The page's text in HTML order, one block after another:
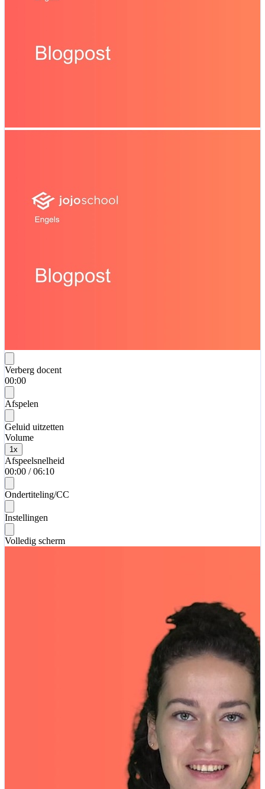
Verberg docent
00:00
Afspelen
Geluid uitzetten
Volume
1 x
Afspeelsnelheid
00:00 / 06:10
Ondertiteling/CC
Instellingen
Volledig scherm